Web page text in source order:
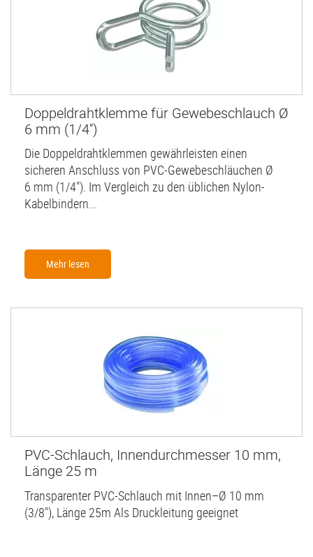
Doppeldrahtklemme für Gewebeschlauch Ø
6 mm (1/4'')
Die Doppeldrahtklemmen gewährleisten einen
sicheren Anschluss von PVC-Gewebeschläuchen Ø
6 mm (1/4"). Im Vergleich zu den üblichen Nylon-
Kabelbindern...
Mehr lesen
PVC-Schlauch, Innendurchmesser 10 mm,
Länge 25 m
Transparenter PVC-Schlauch mit Innen–Ø 10 mm
(3/8"), Länge 25m Als Druckleitung geeignet